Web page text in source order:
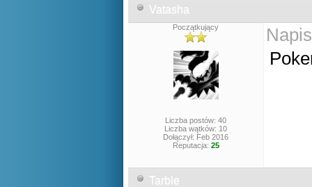
Vatasha
Początkujący
Liczba postów: 40
Liczba wątków: 10
Dołączył: Feb 2016
Reputacja: 25
Tarble